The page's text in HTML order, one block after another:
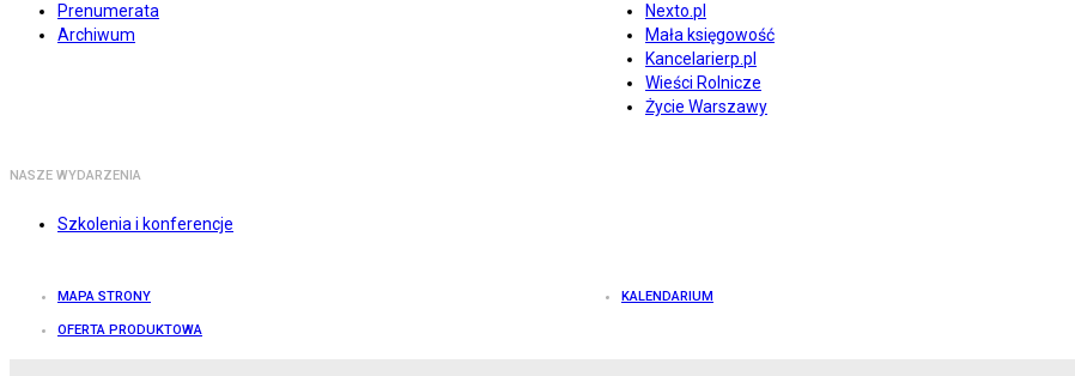
Prenumerata
Archiwum
Nexto.pl
Mała księgowość
Kancelarierp.pl
Wieści Rolnicze
Życie Warszawy
NASZE WYDARZENIA
Szkolenia i konferencje
MAPA STRONY KALENDARIUM
OFERTA PRODUKTOWA